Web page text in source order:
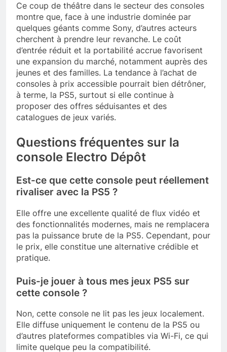
Ce coup de théâtre dans le secteur des consoles
montre que, face à une industrie dominée par
quelques géants comme Sony, d’autres acteurs
cherchent à prendre leur revanche. Le coût
d’entrée réduit et la portabilité accrue favorisent
une expansion du marché, notamment auprès des
jeunes et des familles. La tendance à l’achat de
consoles à prix accessible pourrait bien détrôner,
à terme, la PS5, surtout si elle continue à
proposer des offres séduisantes et des
catalogues de jeux variés.
Questions fréquentes sur la
console Electro Dépôt
Est-ce que cette console peut réellement
rivaliser avec la PS5 ?
Elle offre une excellente qualité de flux vidéo et
des fonctionnalités modernes, mais ne remplacera
pas la puissance brute de la PS5. Cependant, pour
le prix, elle constitue une alternative crédible et
pratique.
Puis-je jouer à tous mes jeux PS5 sur
cette console ?
Non, cette console ne lit pas les jeux localement.
Elle diffuse uniquement le contenu de la PS5 ou
d’autres plateformes compatibles via Wi-Fi, ce qui
limite quelque peu la compatibilité.